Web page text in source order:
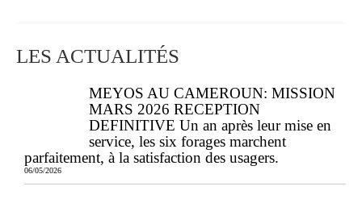
LES ACTUALITÉS
MEYOS AU CAMEROUN: MISSION
MARS 2026 RECEPTION
DEFINITIVE Un an après leur mise en
service, les six forages marchent
parfaitement, à la satisfaction des usagers.
06/05/2026